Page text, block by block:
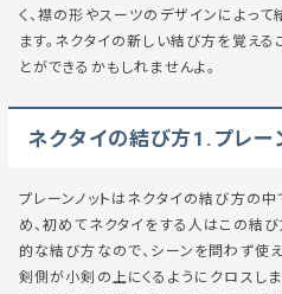
く、襟の形やスーツのデザインによっ
ます。ネクタイの新しい結び方を覚える
とができるかもしれませんよ。
ネクタイの結び方1.プレー
プレーンノットはネクタイの結び方の
め、初めてネクタイをする人はこの結び
的な結び方なので、シーンを問わず使え
剣側が小剣の上にくるようにクロスし